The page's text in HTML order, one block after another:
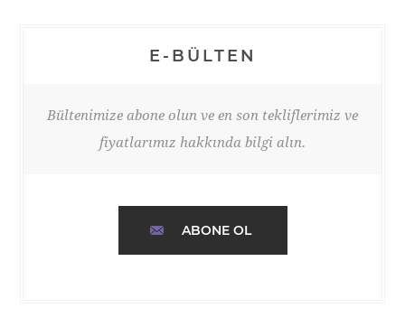
E-BÜLTEN
Bültenimize abone olun ve en son tekliflerimiz ve
fiyatlarımız hakkında bilgi alın.
ABONE OL